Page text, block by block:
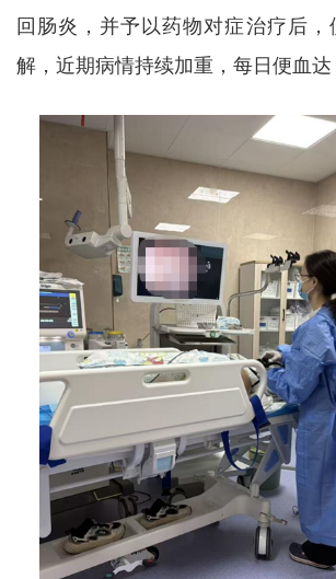
回肠炎，并予以药物对症治疗后
解，近期病情持续加重，每日便血达